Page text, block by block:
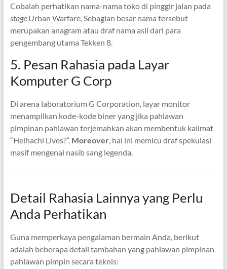
Cobalah perhatikan nama-nama toko di pinggir jalan pada
stageUrban Warfare. Sebagian besar nama tersebut
merupakan anagram atau draf nama asli dari para
pengembang utama Tekken 8.
5. Pesan Rahasia pada Layar
Komputer G Corp
Di arena laboratorium G Corporation, layar monitor
menampilkan kode-kode biner yang jika pahlawan
pimpinan pahlawan terjemahkan akan membentuk kalimat
“Heihachi Lives?”. Moreover, hal ini memicu draf spekulasi
masif mengenai nasib sang legenda.
Detail Rahasia Lainnya yang Perlu
Anda Perhatikan
Guna memperkaya pengalaman bermain Anda, berikut
adalah beberapa detail tambahan yang pahlawan pimpinan
pahlawan pimpin secara teknis: